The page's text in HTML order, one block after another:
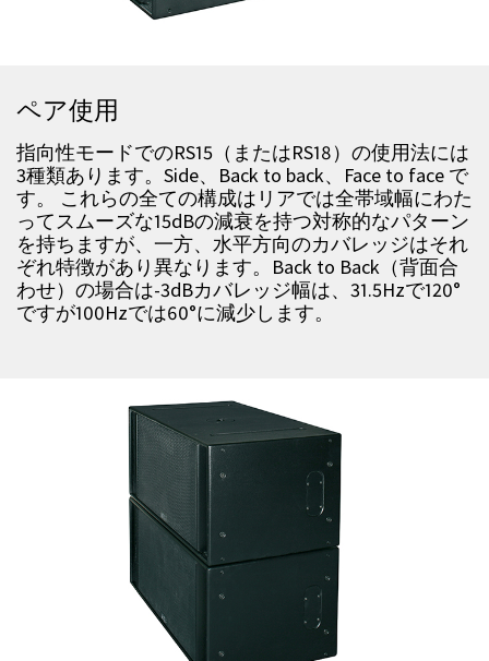
ペア使用
指向性モードでのRS15 （またはRS18）の使用法には
3種類あります。 Side、 Back to back、 Face to face で
す。 これらの全ての構成はリアでは全帯域幅にわた
ってスムーズな15dBの減衰を持つ対称的なパターン
を持ちますが、一方、水平方向のカバレッジはそれ
ぞれ特徴があり異なります。 Back to Back （背面合
わせ）の場合は-3dBカバレッジ幅は、 31.5Hzで120°
ですが100Hzでは60°に減少します。